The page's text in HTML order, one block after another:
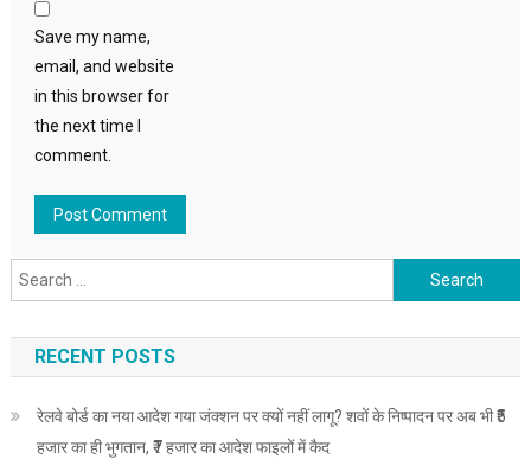
Save my name,
email, and website
in this browser for
the next time I
comment.
Search
for:
RECENT POSTS
रेलवे बोर्ड का नया आदेश गया जंक्शन पर क्यों नहीं लागू? शवों के निष्पादन पर अब भी ₹5
हजार का ही भुगतान, ₹7 हजार का आदेश फाइलों में कैद